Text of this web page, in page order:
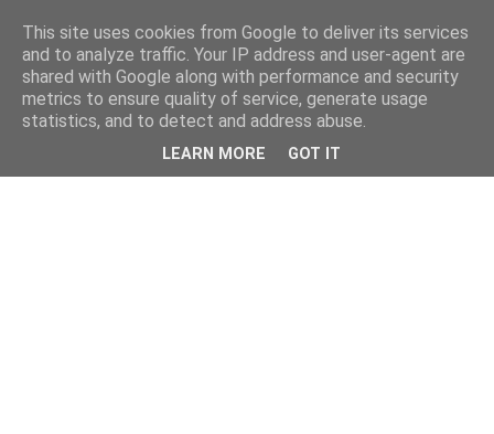
This site uses cookies from Google to deliver its services
and to analyze traffic. Your IP address and user-agent are
shared with Google along with performance and security
metrics to ensure quality of service, generate usage
statistics, and to detect and address abuse.
LEARN MORE GOT IT